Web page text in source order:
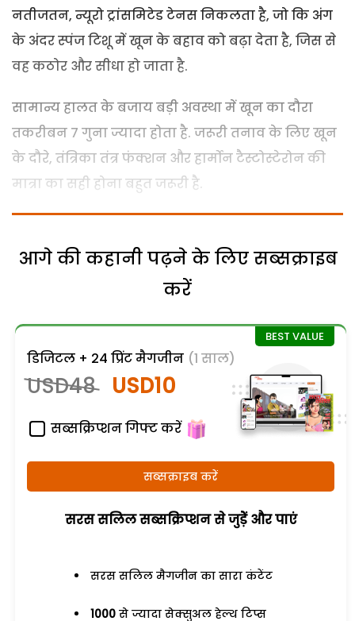
नतीजतन, न्यूरो ट्रांसमिटेड टेनस निकलता है, जो कि अंग
के अंदर स्पंज टिशू में खून के बहाव को बढ़ा देता है, जिस से
वह कठोर और सीधा हो जाता है.
सामान्य हालत के बजाय बड़ी अवस्था में खून का दौरा
तकरीबन 7 गुना ज्यादा होता है. जरूरी तनाव के लिए खून
के दौरे, तंत्रिका तंत्र फंक्शन और हार्मोन टैस्टोस्टेरोन की
मात्रा का सही होना बहुत जरूरी है.
आगे की कहानी पढ़ने के लिए सब्सक्राइब
करें
डिजिटल + 24 प्रिंट मैगजीन (1 साल)
USD48 USD10
सब्सक्रिप्शन गिफ्ट करें
सब्सक्राइब करें
सरस सलिल सब्सक्रिप्शन से जुड़ेें और पाएं
सरस सलिल मैगजीन का सारा कंटेंट
1000 से ज्यादा सेक्सुअल हेल्थ टिप्स